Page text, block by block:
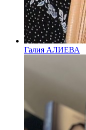
Галия АЛИЕВА